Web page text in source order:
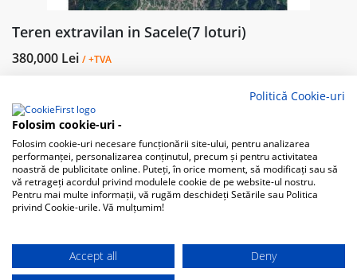
Teren extravilan in Sacele(7 loturi)
380,000 Lei / +TVA
23Next
Politică Cookie-uri
Folosim cookie-uri -
Folosim cookie-uri necesare funcționării site-ului, pentru analizarea
performanței, personalizarea conținutul, precum și pentru activitatea
noastră de publicitate online. Puteți, în orice moment, să modificați sau să
vă retrageți acordul privind modulele cookie de pe website-ul nostru.
Pentru mai multe informații, vă rugăm deschideți Setările sau Politica
privind Cookie-urile. Vă mulțumim!
Accept all
Deny